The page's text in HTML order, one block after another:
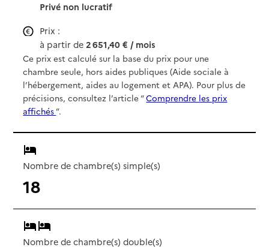
Privé non lucratif
Prix :
à partir de2 651,40 € / mois
Ce prix est calculé sur la base du prix pour une
chambre seule, hors aides publiques (Aide sociale à
l’hébergement, aides au logement et APA). Pour plus de
précisions, consultez l’article “Comprendre les prix
affichés”.
Nombre de chambre(s) simple(s)
18
Nombre de chambre(s) double(s)